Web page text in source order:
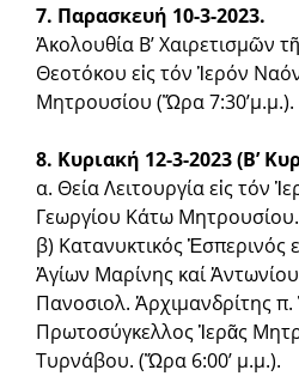
7. Παρασκευή 10-3-2023.
Ἀκολουθία Β’ Χαιρετισμῶν
Θεοτόκου εἰς τόν Ἱε­ρόν
Μητρουσίου (Ὥρα 7:30’μ.μ.).
8. Κυριακή 12-3-2023 (Β’
α. Θεία Λειτουργία εἰς τόν
Γεωργίου Κάτω Μητρουσίου.
β) Κατανυκτικός Ἑσπερινός
Ἁγίων Μαρίνης καί
Πανοσιολ. Ἀρχιμαν­δρίτης
Πρωτοσύγκελλος Ἱερᾶς
Τυρνάβου. (Ὥρα 6:00’ μ.μ.).